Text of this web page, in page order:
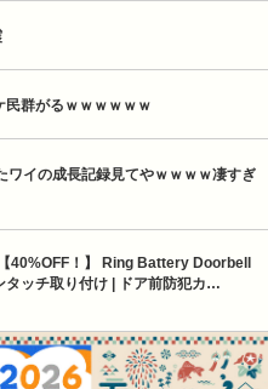
民群がるｗｗｗｗｗｗ
ワイの成長記録見てやｗｗｗｗ凄すぎ
40%OFF！】 Ring Battery Doorbell
タッチ取り付け | ドア前防犯カ…